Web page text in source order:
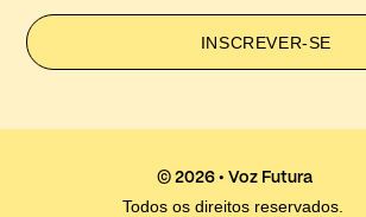
INSCREVER-SE
© 2026 • Voz Futura
Todos os direitos reservados.